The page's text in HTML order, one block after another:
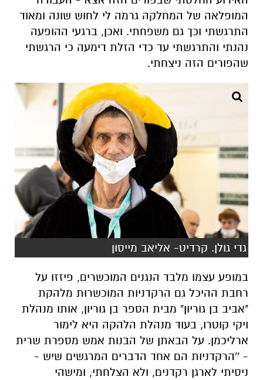
המופלאה של המחלקה גרמה לי לחוש שונה ומאוד
התרגשתי וכך גם משפחתי. ואכן, ברגעי ההופעה
נהנתי והתרגשתי עד כדי הזלת דימעה כי הרגשתי
שהפורים הזה ניצחתי.
גדי גולן. קרדיט- אליאב מייסון
במופע עצמו מלבד הנגנים המוכשרים, פיזזו על
רחבת ההיכל גם הרקדניות המוכשרות מלהקת
"אביב בן גוריון" מבית הספר בן גוריון, אותו מנהלת
ויקי קוטרו, בעוד מנהלת הלהקה היא לימור
ארליכמן. על הבאתן של הבנות אמש מספרת שרית
- ''הרקדניות הם אחד הדברים המרגשים שיש -
ניסיתי לארגן רקדנים, ולא הצלחתי, ומישהי